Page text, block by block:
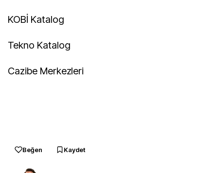
KOBİ Katalog
Tekno Katalog
Cazibe Merkezleri
Beğen Kaydet